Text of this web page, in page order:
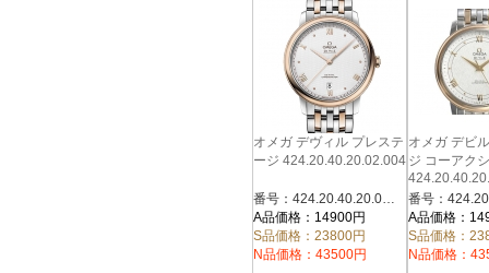
オメガ デヴィル プレステ
ージ 424.20.40.20.02.004
番号：424.20.40.20.02.004
A品価格：14900円
S品価格：23800円
N品価格：43500円
オメガ デビ
ジ コーアク
A品価格：
S品価格：
N品価格：